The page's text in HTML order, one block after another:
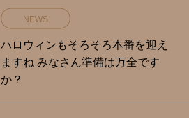
NEWS
ハロウィンもそろそろ本番を迎え
ますね みなさん準備は万全です
か？